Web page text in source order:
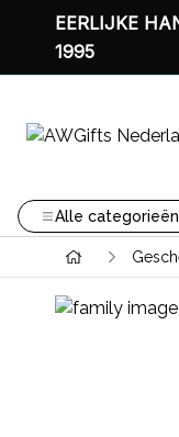
EERLIJKE
1995
Alle categorieën